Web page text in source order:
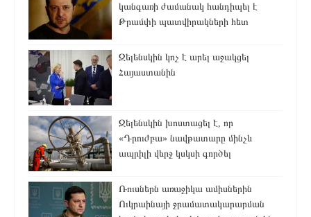
կանգառի ժամանակ հանդիպել է
Թրամփի պատվիրակների հետ
Զելենսկին կոչ է արել աջակցել
Հայաստանին
Զելենսկին խոստացել է, որ
«Դրուժբա» նավթատարը մինչև
ապրիլի վերջ կսկսի գործել
Ռուսներն առաջիկա ամիսներին
Ուկրաինայի ջրամատակարարման